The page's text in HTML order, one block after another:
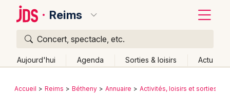
Reims
Concert, spectacle, etc.
Aujourd'hui Agenda Sorties & loisirs Actu
Publier un événement
Retour
Accueil Reims Bétheny Annuaire Activités, loisirs et sorties
Quoi ?
Où ?